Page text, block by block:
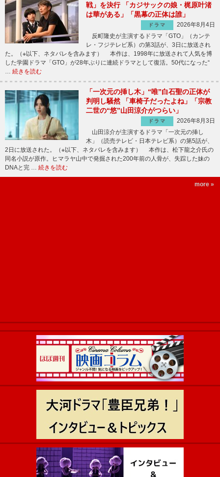
戦」を決行 「カジサックの娘・梶原叶渚
は華がある」「黒幕の正体は誰」
ドラマ
2026年8月4日
反町隆史が主演するドラマ「GTO」（カンテ
レ・フジテレビ系）の第3話が、3日に放送され
た。（※以下、ネタバレを含みます） 本作は、1998年に放送されて人気を博
した学園ドラマ「GTO」が28年ぶりに連続ドラマとして復活。50代になった“
続きを読む
「一次元の挿し木」“唯”白石聖の正体が
判明し騒然 「車椅子だったよね」「宗教
二世の“悠”山田涼介がつらい」
ドラマ
2026年8月3日
山田涼介が主演するドラマ「一次元の挿し
木」（読売テレビ・日本テレビ系）の第5話が、
2日に放送された。（※以下、ネタバレを含みます） 本作は、松下龍之介氏の
同名小説が原作。ヒマラヤ山中で発掘された200年前の人骨が、失踪した妹の
DNAと完 … 続きを読む
more »